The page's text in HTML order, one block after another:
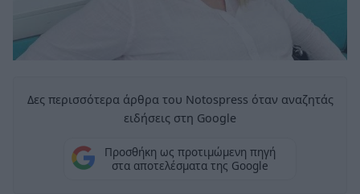
Δες περισσότερα άρθρα του Notospress όταν αναζητάς
ειδήσεις στη Google
Προσθήκη ως προτιμώμενη πηγή
στα αποτελέσματα της Google